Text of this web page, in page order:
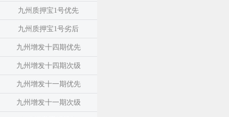
九州质押宝1号优先
九州质押宝1号劣后
九州增发十四期优先
九州增发十四期次级
九州增发十一期优先
九州增发十一期次级